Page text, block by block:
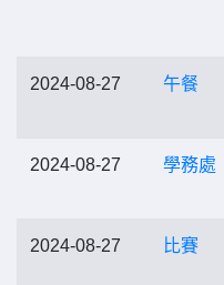
2024-08-27 午餐
2024-08-27 學務處
2024-08-27 比賽